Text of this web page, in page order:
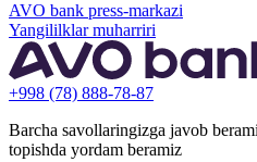
AVO bank press-markazi
Yangililklar muharriri
+998 (78) 888-78-87
Barcha savollaringizga javob
topishda yordam beramiz